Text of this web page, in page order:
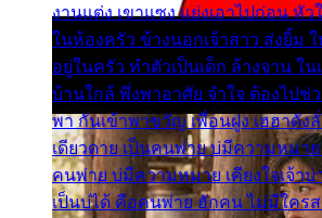
งานแต่ง เขาแซง แย่งเอาไปก่อน หั
ในห้องครัว ข้างนอกเจ้าสาว ส่งยิ้ม ใ
อยู่ในครัว ทำตัวเป็นเด็ก ล้างจาน ใ
บ้านใกล้ พึ่งพาอาศัย จำใจ ต้องไปช่ว
พา กันเข้าพาขวัญ เพื่อนฝูง เฮฮาดัง
เดียวดาย เป็นคนพ่าย บ่มีความหมาย
คนพ่าย บ่มีความหมาย เคียงใจเจ้าบ่
เป็นบ่ได้ คือคนพ่าย ฮักคน ไม่มีใคร